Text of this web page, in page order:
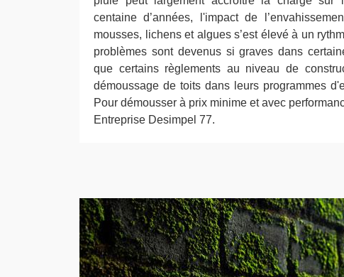
centaine d’années, l'impact de
mousses, lichens et algues s’est élevé à un
problèmes sont devenus si graves dans
que certains règlements au niveau de
démoussage de toits dans leurs programmes
Pour démousser à prix minime et avec
Entreprise Desimpel 77.